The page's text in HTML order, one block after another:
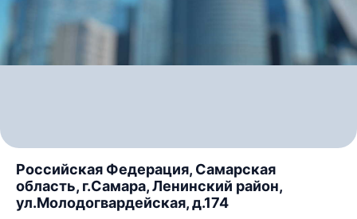
Российская Федерация, Самарская
область, г.Самара, Ленинский район,
ул.Молодогвардейская, д.174